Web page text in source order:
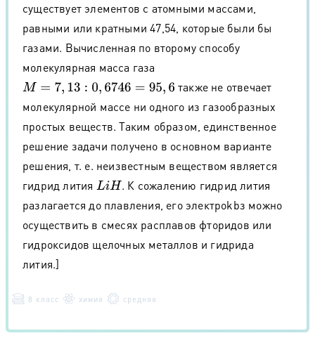
существует элементов с атомными массами,
равными или кратными 47,54, которые были бы
газами. Вычисленная по второму способу
молекулярная масса газа
M= 7,13:0 ,6746 =95,6
также не отвечает
молекулярной массе ни одного из газообразных
простых веществ. Таким образом, единственное
решение задачи получено в основном варианте
решения, т. е. неизвестным веществом является
гидрид лития LiH
. К сожалению гидрид лития
разлагается до плавления, его электроkbз можно
осуществить в смесях расплавов фторидов или
гидроксидов щелочных металлов и гидрида
лития.]
8 класс химия средняя